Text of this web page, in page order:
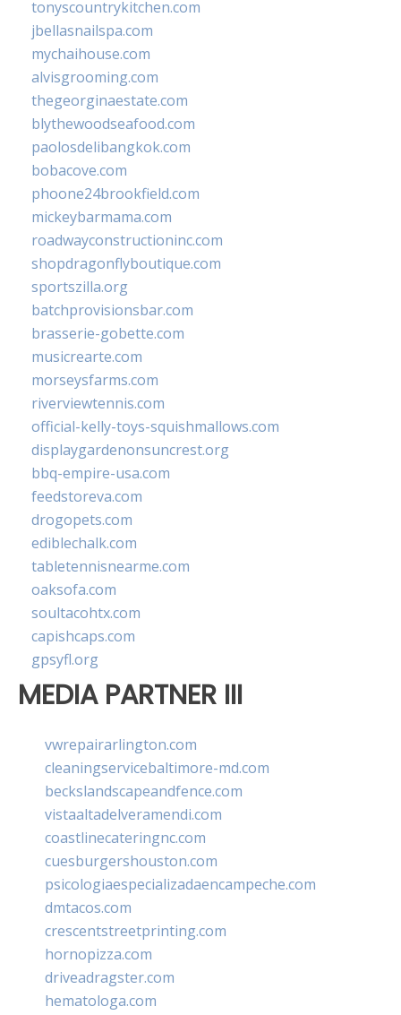
tonyscountrykitchen.com
jbellasnailspa.com
mychaihouse.com
alvisgrooming.com
thegeorginaestate.com
blythewoodseafood.com
paolosdelibangkok.com
bobacove.com
phoone24brookfield.com
mickeybarmama.com
roadwayconstructioninc.com
shopdragonflyboutique.com
sportszilla.org
batchprovisionsbar.com
brasserie-gobette.com
musicrearte.com
morseysfarms.com
riverviewtennis.com
official-kelly-toys-squishmallows.com
displaygardenonsuncrest.org
bbq-empire-usa.com
feedstoreva.com
drogopets.com
ediblechalk.com
tabletennisnearme.com
oaksofa.com
soultacohtx.com
capishcaps.com
gpsyfl.org
MEDIA PARTNER III
vwrepairarlington.com
cleaningservicebaltimore-md.com
beckslandscapeandfence.com
vistaaltadelveramendi.com
coastlinecateringnc.com
cuesburgershouston.com
psicologiaespecializadaencampeche.com
dmtacos.com
crescentstreetprinting.com
hornopizza.com
driveadragster.com
hematologa.com